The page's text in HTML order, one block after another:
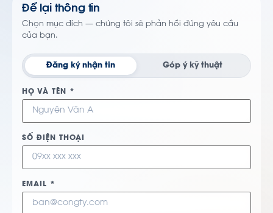
Để lại thông tin
Chọn mục đích — chúng tôi sẽ phản hồi đúng yêu cầu
của bạn.
Đăng ký nhận tin Góp ý kỹ thuật
HỌ VÀ TÊN *
SỐ ĐIỆN THOẠI
EMAIL *